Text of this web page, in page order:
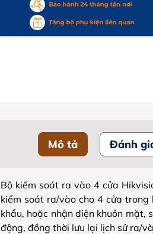
Mô tả Đánh
Bộ kiểm soát ra vào 4 cửa
kiểm soát ra/vào cho 4 cửa
khẩu, hoặc nhận diện khuôn
động, đồng thời lưu lại lịch sử ra/